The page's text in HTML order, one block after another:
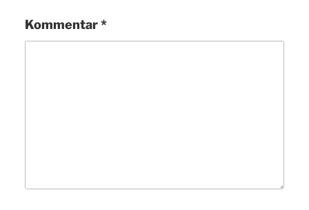
Kommentar*